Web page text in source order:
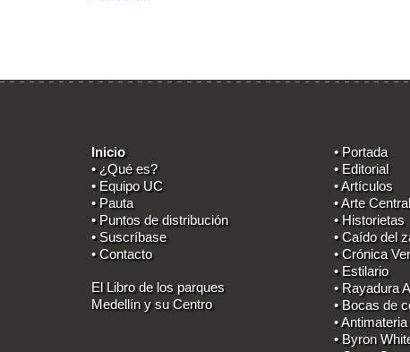
Inicio
• ¿Qué es?
• Equipo UC
• Pauta
• Puntos de distribución
• Suscríbase
• Contacto
El Libro de los parques
Medellín y su Centro
• Portada
• Editorial
• Artículos
• Arte Central
• Historietas
• Caído del
• Crónica
• Estilario
• Rayadura
• Bocas de
• Antimateria
• Byron